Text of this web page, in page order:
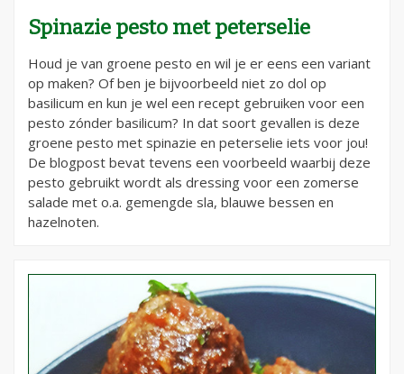
Spinazie pesto met peterselie
Houd je van groene pesto en wil je er eens een variant
op maken? Of ben je bijvoorbeeld niet zo dol op
basilicum en kun je wel een recept gebruiken voor een
pesto zónder basilicum? In dat soort gevallen is deze
groene pesto met spinazie en peterselie iets voor jou!
De blogpost bevat tevens een voorbeeld waarbij deze
pesto gebruikt wordt als dressing voor een zomerse
salade met o.a. gemengde sla, blauwe bessen en
hazelnoten.